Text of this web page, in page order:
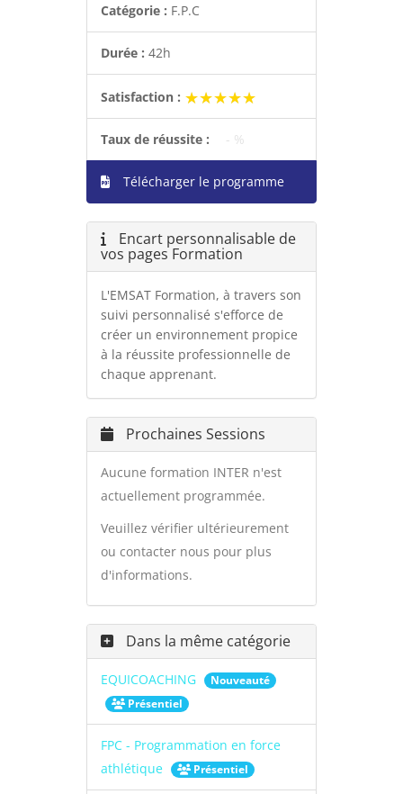
Catégorie : F.P.C
Durée : 42h
Satisfaction : ★★★★★
★★★★★
Taux de réussite : - %
Télécharger le programme
Encart personnalisable de
vos pages Formation
L'EMSAT Formation, à travers son
suivi personnalisé s'efforce de
créer un environnement propice
à la réussite professionnelle de
chaque apprenant.
Prochaines Sessions
Aucune formation INTER n'est
actuellement programmée.
Veuillez vérifier ultérieurement
ou contacter nous pour plus
d'informations.
Dans la même catégorie
EQUICOACHING
Nouveauté
Présentiel
FPC - Programmation en force
athlétique
Présentiel